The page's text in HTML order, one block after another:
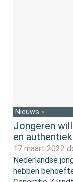
Nieuws
Jongeren
en
17 maart 2022
Nederlandse
hebben